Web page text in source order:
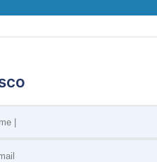
assunto. Isso ajuda a